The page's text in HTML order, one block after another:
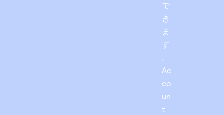
で
き
ま
す
。
Ac
co
un
t